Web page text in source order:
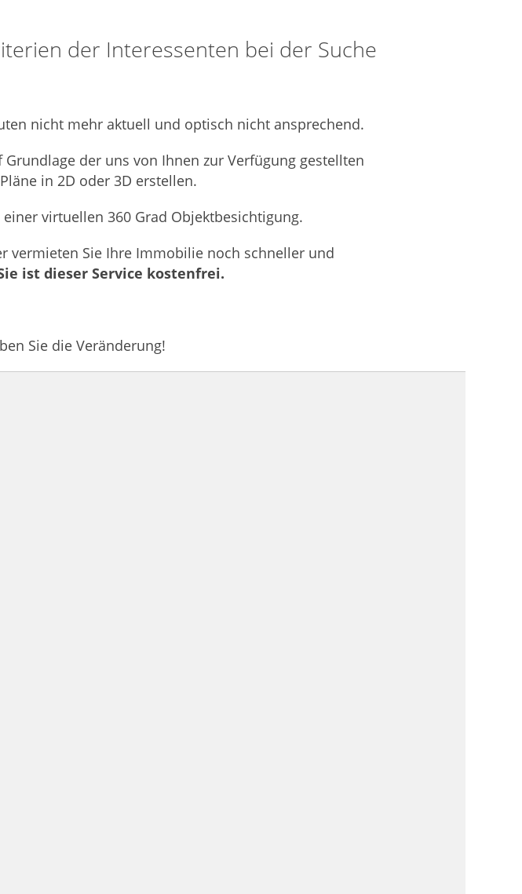
der Interessenten bei der Suche
nicht mehr aktuell und optisch nicht ansprechend.
der uns von Ihnen zur Verfügung gestellten
in 2D oder 3D erstellen.
virtuellen 360 Grad Objektbesichtigung.
vermieten Sie Ihre Immobilie noch schneller und
ist dieser Service kostenfrei.
Sie die Veränderung!